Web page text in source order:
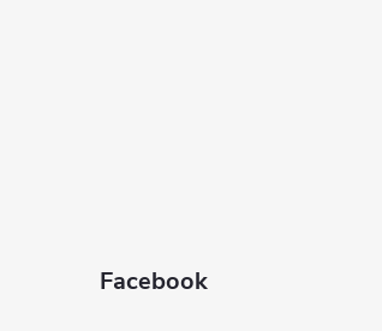
Facebook